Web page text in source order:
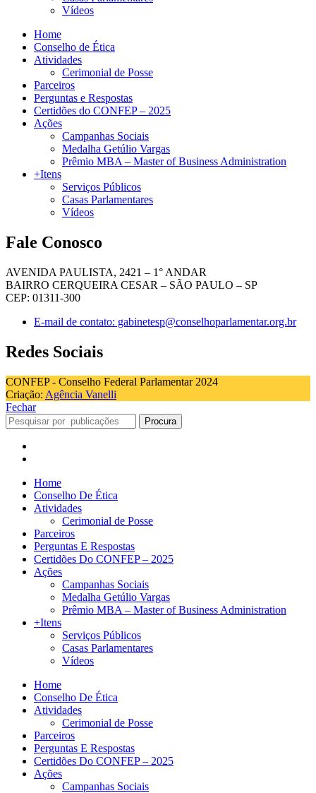
Vídeos
Home
Conselho de Ética
Atividades
Cerimonial de Posse
Parceiros
Perguntas e Respostas
Certidões do CONFEP – 2025
Ações
Campanhas Sociais
Medalha Getúlio Vargas
Prêmio MBA – Master of Business Administration
+Itens
Serviços Públicos
Casas Parlamentares
Vídeos
Fale Conosco
AVENIDA PAULISTA, 2421 – 1° ANDAR
BAIRRO CERQUEIRA CESAR – SÃO PAULO – SP
CEP: 01311-300
E-mail de contato: gabinetesp@conselhoparlamentar.org.br
Redes Sociais
CONFEP - Conselho Federal Parlamentar 2024
Criação: Agência Vanelli
Fechar
Procura
Home
Conselho De Ética
Atividades
Cerimonial de Posse
Parceiros
Perguntas E Respostas
Certidões Do CONFEP – 2025
Ações
Campanhas Sociais
Medalha Getúlio Vargas
Prêmio MBA – Master of Business Administration
+Itens
Serviços Públicos
Casas Parlamentares
Vídeos
Home
Conselho De Ética
Atividades
Cerimonial de Posse
Parceiros
Perguntas E Respostas
Certidões Do CONFEP – 2025
Ações
Campanhas Sociais